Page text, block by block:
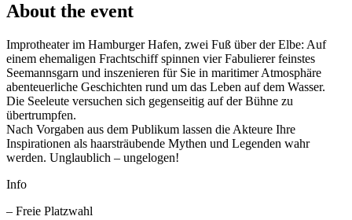
About the event
Improtheater im Hamburger Hafen, zwei Fuß über der Elbe: Auf
einem ehemaligen Frachtschiff spinnen vier Fabulierer feinstes
Seemannsgarn und inszenieren für Sie in maritimer Atmosphäre
abenteuerliche Geschichten rund um das Leben auf dem Wasser.
Die Seeleute versuchen sich gegenseitig auf der Bühne zu
übertrumpfen.
Nach Vorgaben aus dem Publikum lassen die Akteure Ihre
Inspirationen als haarsträubende Mythen und Legenden wahr
werden. Unglaublich – ungelogen!
Info
– Freie Platzwahl